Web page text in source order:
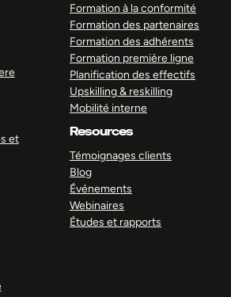
et
Formation à la conformité
Formation des partenaires
Formation des adhérents
Formation première ligne
Planification des effectifs
Upskilling & reskilling
Mobilité interne
Resources
Témoignages clients
Blog
Événements
Webinaires
Études et rapports